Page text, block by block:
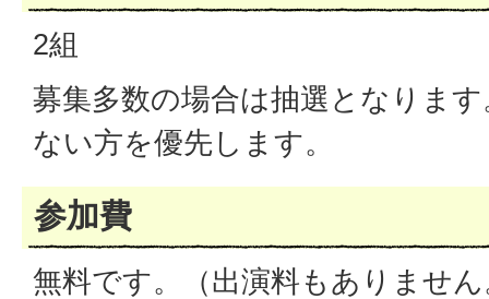
2組
募集多数の場合は抽選となりま
ない方を優先します。
参加費
無料です。（出演料もありませ